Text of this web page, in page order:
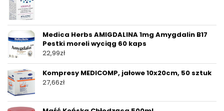
Medica Herbs AMIGDALINA 1mg Amygdalin B17
Pestki moreli wyciąg 60 kaps
22,99zł
Kompresy MEDICOMP, jałowe 10x20cm, 50 sztuk
27,66zł